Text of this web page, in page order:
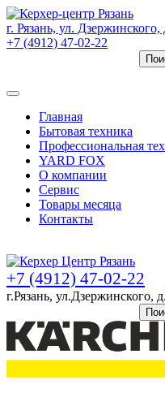
г. Рязань, ул.
+7 (4912) 47-02-22
Главная
Бытовая техника
Профессиональная
YARD FOX
О компании
Сервис
Товары месяца
Контакты
+7 (4912) 47-02-22
г.Рязань, ул.Дзержинского,